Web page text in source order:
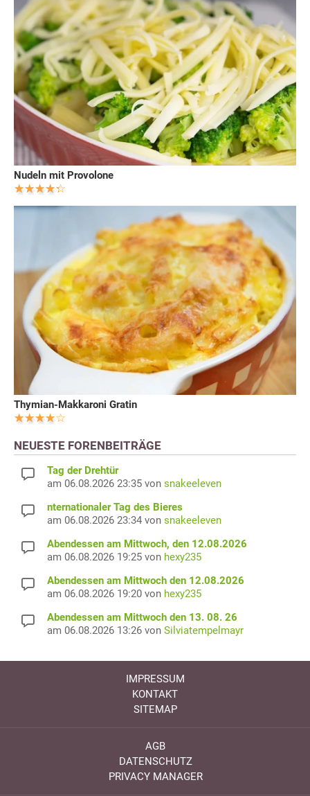
Nudeln mit Provolone
Thymian-Makkaroni Gratin
NEUESTE FORENBEITRÄGE
Tag der Drehtür
am 06.08.2026 23:35 von snakeeleven
nternationaler Tag des Bieres
am 06.08.2026 23:34 von snakeeleven
Abendessen am Mittwoch, den 12.08.2026
am 06.08.2026 19:25 von hexy235
Abendessen am Mittwoch den 12.08.2026
am 06.08.2026 19:20 von hexy235
Abendessen am Mittwoch den 13. 08. 26
am 06.08.2026 13:26 von Silviatempelmayr
IMPRESSUM
KONTAKT
SITEMAP
AGB
DATENSCHUTZ
PRIVACY MANAGER